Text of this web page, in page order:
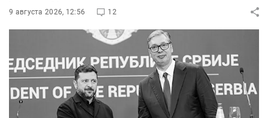
9 августа 2026, 12:56 12